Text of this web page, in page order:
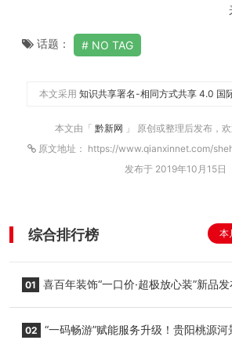
话题： NO TAG
本文采用 知识共享署名-相同方式共享 4.0 国
本文由「 黔新网 」 原创或整理后发布，欢
原文地址： https://www.qianxinnet.com/
发布于 2019年10月15日
综合排行榜 本
01 喜百年装饰“一口价·超极放心装”新品
02 “一码畅游”赋能服务升级！贵阳桃源河